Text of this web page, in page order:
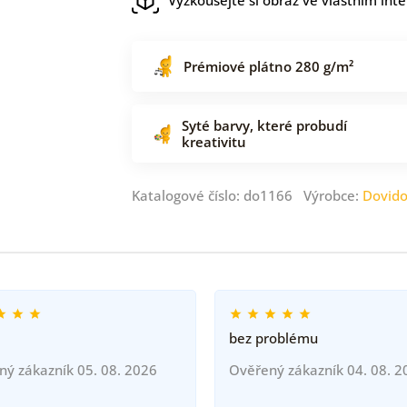
Prémiové plátno 280 g/m²
Syté barvy, které probudí
kreativitu
Katalogové číslo: do1166 Výrobce: Dovido
zákazník 05. 08. 2026
bez problému
Ověřený zákazník 04. 08.